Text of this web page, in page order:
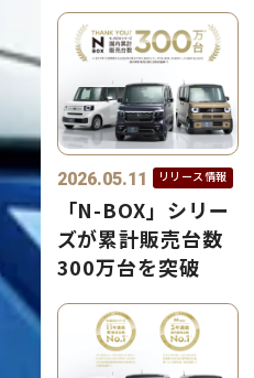
2026.05.11 リリース情報
「N-BOX」シリー
ズが累計販売台数
300万台を突破